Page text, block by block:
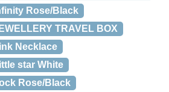
Rose/Black
TRAVEL BOX
Necklace
star White
Rose/Black